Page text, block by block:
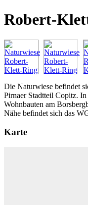
Robert-
Die Naturwiese befindet
Pirnaer Stadtteil Copitz.
Wohnbauten am
Nähe befindet sich das
Karte